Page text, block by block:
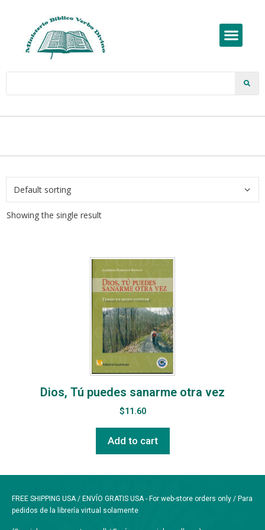
Showing the single result
Dios, Tú puedes sanarme otra vez
$11.60
Add to cart
FREE SHIPPING USA / ENVÍO GRATIS USA - For web-store orders only / Para
pedidos de la librería virtual solamente